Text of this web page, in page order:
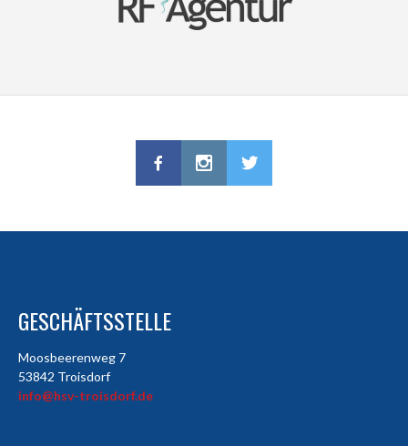
GESCHÄFTSSTELLE
Moosbeerenweg 7
53842 Troisdorf
info@hsv-troisdorf.de